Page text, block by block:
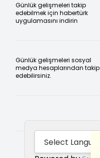
Günlük gelişmeleri takip
edebilmek için habertürk
uygulamasını indirin
Günlük gelişmeleri sosyal
medya hesaplarından takip
edebilirsiniz.